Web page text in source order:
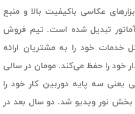
عکاسی باکیفیت بالا و منبع
تبدیل شده است. تیم فروش
خدمات خود را به مشتریان ارائه
خود را حفظ می‌کند. مومان در سالی
یعنی سه پایه دوربین کار خود را
و سپس در سال 2019 وارد بخش نور ویدیو شد. دو سال بعد در